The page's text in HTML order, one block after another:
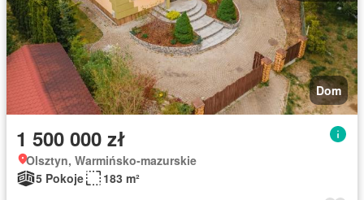
Dom
1 500 000 zł
Olsztyn, Warmińsko-mazurskie
5 Pokoje
183 m²